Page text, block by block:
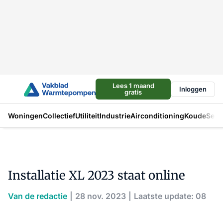
Lees 1 maand
gratis
Inloggen
WoningenCollectiefUtiliteitIndustrieAirconditioningKoude
Installatie XL 2023 staat online
Van de redactie 28 nov. 2023
Laatste update: 08